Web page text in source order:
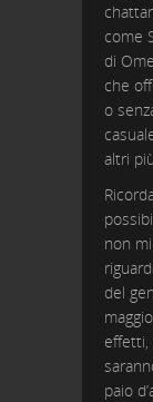
come
di
che
o
altri
non
del
effetti,
paio